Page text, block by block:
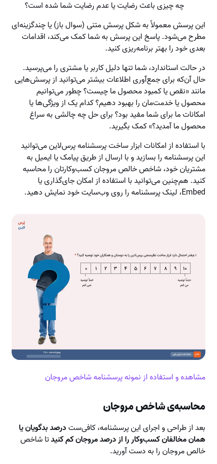
چه چیزی باعث رضایت یا عدم رضایت شما شده است؟
این پرسش معمولاً به شکل پرسش متنی (سوال باز) یا چندگزینه‌ای
مطرح می‌شود. پاسخ این پرسش به شما کمک می‌کند، اقدامات
بعدی خود را بهتر برنامه‌ریزی کنید.
در حالت استاندارد، شما تنها دلیل کاربر یا مشتری را می‌پرسید.
حال آن‌که برای جمع‌آوری اطلاعات بیشتر می‌توانید از پرسش‌هایی
مانند «نقص یا کمبود محصول ما چیست؟ چطور می‌توانیم
محصول‌ یا خدمت‌مان را بهبود دهیم؟ کدام یک از ویژگی‌ها یا
امکانات ما برای شما مفید بود؟ برای حل چه چالشی به سراغ
محصول ما آمدید؟» کمک بگیرید.
با استفاده از امکانات ابزار ساخت پرسشنامه پرس‌لاین می‌توانید
این پرسشنامه را بسازید و با ارسال از طریق پیامک یا ایمیل به
مشتریان خود، شاخص خالص مروجان کسب‌وکارتان را محاسبه
کنید. هم‌چنین می‌توانید با استفاده از امکان جای‌گذاری یا
Embed، لینک پرسشنامه را روی وب‌سایت خود نمایش دهید.
مشاهده و استفاده از نمونه پرسشنامه شاخص مروجان
محاسبه‌ی شاخص مروجان
بعد از طراحی و اجرای این پرسشنامه، کافی‌ستدرصد بدگویان یا
همان مخالفان کسب‌وکار را از درصد مروجان کم کنیدتا شاخص
خالص مروجان را به دست ‌آورید.